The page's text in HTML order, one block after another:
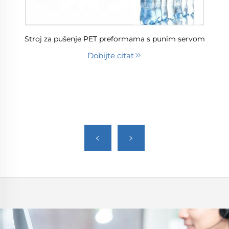
Stroj za pušenje PET preformama s punim servom
Dobijte citat